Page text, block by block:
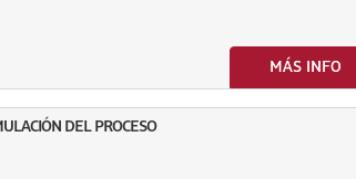
MÁS INFO
DEL PROCESO